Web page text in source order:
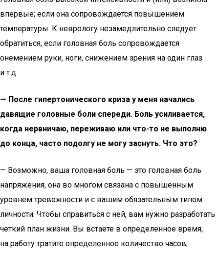
впервые; если она сопровождается повышением
температуры. К неврологу незамедлительно следует
обратиться, если головная боль сопровождается
онемением руки, ноги, снижением зрения на один глаз
и т.д.
— После гипертонического криза у меня начались
давящие головные боли спереди. Боль усиливается,
когда нервничаю, переживаю или что-то не выполню
до конца, часто подолгу не могу заснуть. Что это?
— Возможно, ваша головная боль — это головная боль
напряжения, она во многом связана с повышенным
уровнем тревожности и с вашим обязательным типом
личности. Чтобы справиться с ней, вам нужно разработать
четкий план жизни. Вы встаете в определенное время,
на работу тратите определенное количество часов,